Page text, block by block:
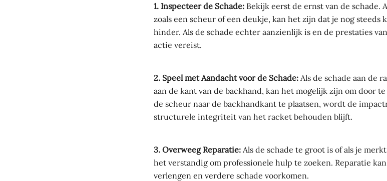
1. Inspecteer de Schade: Bekijk eerst de ernst van de schade.
zoals een scheur of een deukje, kan het zijn dat je nog steeds
hinder. Als de schade echter aanzienlijk is en de prestaties
actie vereist.
2. Speel met Aandacht voor de Schade: Als de schade aan de
aan de kant van de backhand, kan het mogelijk zijn om door
de scheur naar de backhandkant te plaatsen, wordt de
structurele integriteit van het racket behouden blijft.
3. Overweeg Reparatie: Als de schade te groot is of als je
het verstandig om professionele hulp te zoeken. Reparatie
verlengen en verdere schade voorkomen.